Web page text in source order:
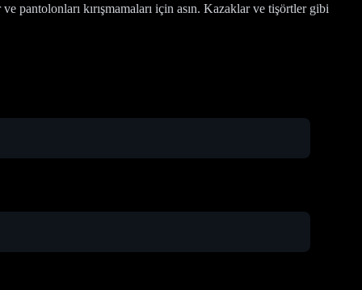
pantolonları kırışmamaları için asın. Kazaklar ve tişörtler gibi